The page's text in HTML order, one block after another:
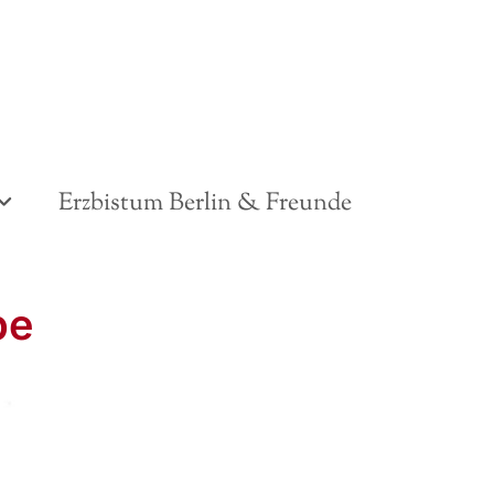
Erzbistum Berlin & Freunde